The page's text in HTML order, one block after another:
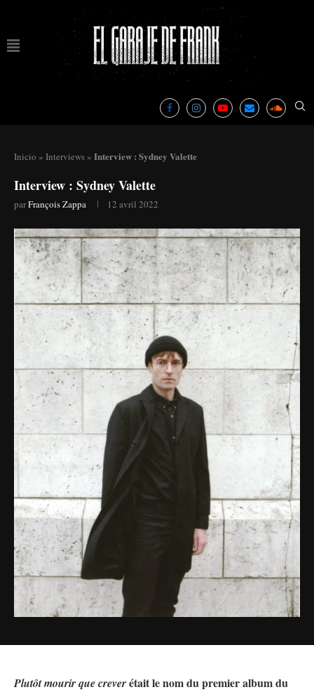
Inicio » Interviews » Interview : Sydney Valette
Interview : Sydney Valette
parFrançois Zappa 12 avril 2022
Plutôt mourir que creverétait le nom du premier album du